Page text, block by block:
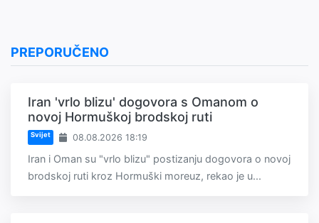
PREPORUČENO
Iran 'vrlo blizu' dogovora s Omanom o
novoj Hormuškoj brodskoj ruti
Svijet 08.08.2026 18:19
Iran i Oman su "vrlo blizu" postizanju dogovora o novoj
brodskoj ruti kroz Hormuški moreuz, rekao je u...